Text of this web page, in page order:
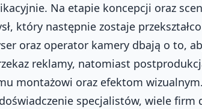
Na etapie koncepcji oraz
który następnie zostaje
oraz operator kamery dbają o to,
reklamy, natomiast
montażowi oraz efektom
specjalistów, wiele firm